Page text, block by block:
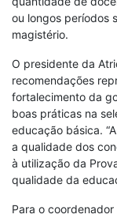
ou longos períodos
magistério.
O presidente da
recomendações
fortalecimento da
boas práticas na
educação básica.
a qualidade dos
à utilização da
qualidade da
Para o